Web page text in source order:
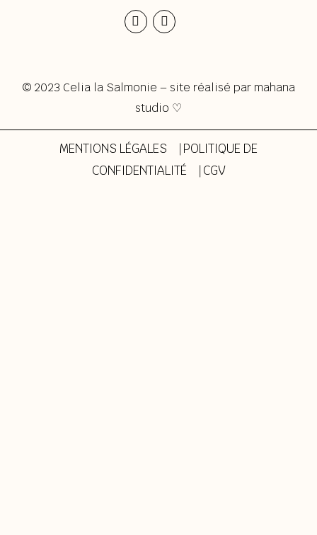
© 2023 Celia la Salmonie – site réalisé par mahana
studio ♡
MENTIONS LÉGALES ⎹ POLITIQUE DE
CONFIDENTIALITÉ ⎹ CGV